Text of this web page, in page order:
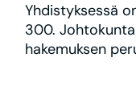
Yhdistyksessä
300.
hakemuksen